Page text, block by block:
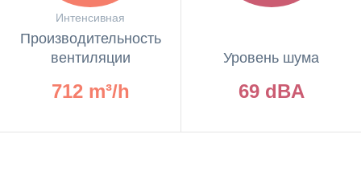
Интенсивная
Производительность
вентиляции
712 m³/h
Уровень шума
69 dBA